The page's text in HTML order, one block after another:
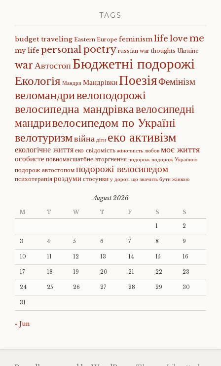
TAGS
budget traveling Eastern Europe feminismlife love me
my life personalpoetry russian war thoughts Ukraine
warАвтостопБюджетні подорожі
Екологія Мандри МандрівкиПоезіяФемінізм
веломандривелоподорожі
велосипедна мандрівкавелосипедні
мандривелосипедом по Україні
велотуризмвійна діти еко активізм
екологічне життяеко свідомість жіночність любов моє життя
особисте повномасшатбне вторгнення подорож подорож Україною
подорож автостопомподорожі велосипедом
психотерапіяроздумистосунки у дорозі що значить бути жінкою
August 2026
M T W T F S S
1 2
3 4 5 6 7 8 9
10 11 12 13 14 15 16
17 18 19 20 21 22 23
24 25 26 27 28 29 30
31
« Jun